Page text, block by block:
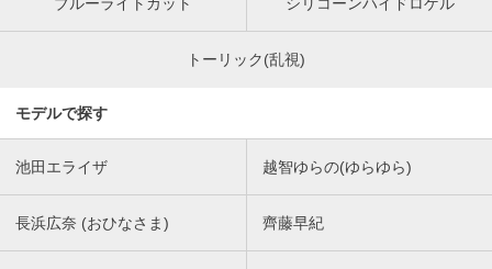
トーリック(乱視)
モデルで探す
池田エライザ 越智ゆらの(ゆらゆら)
長浜広奈 (おひなさま) 齊藤早紀